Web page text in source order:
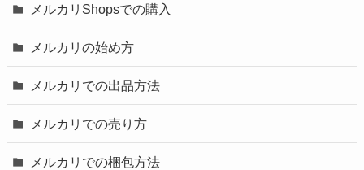
メルカリShopsでの購入
メルカリの始め方
メルカリでの出品方法
メルカリでの売り方
メルカリでの梱包方法